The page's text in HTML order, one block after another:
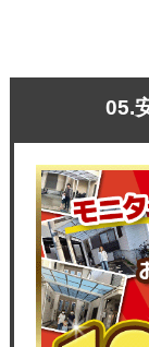
05.